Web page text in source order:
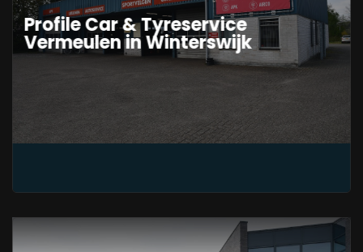
Profile Car & Tyreservice
Vermeulen in Winterswijk